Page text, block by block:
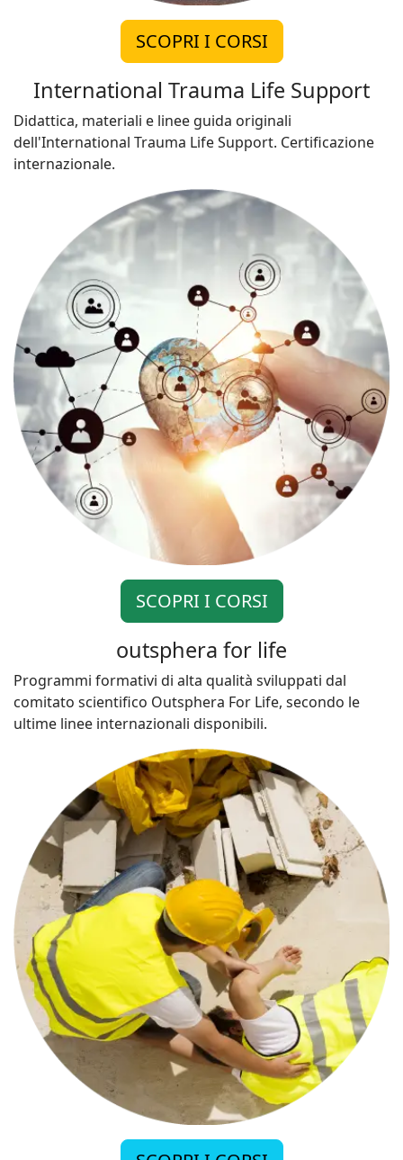
SCOPRI I CORSI
International Trauma Life Support
Didattica, materiali e linee guida originali
dell'International Trauma Life Support. Certificazione
internazionale.
SCOPRI I CORSI
outsphera for life
Programmi formativi di alta qualità sviluppati dal
comitato scientifico Outsphera For Life, secondo le
ultime linee internazionali disponibili.